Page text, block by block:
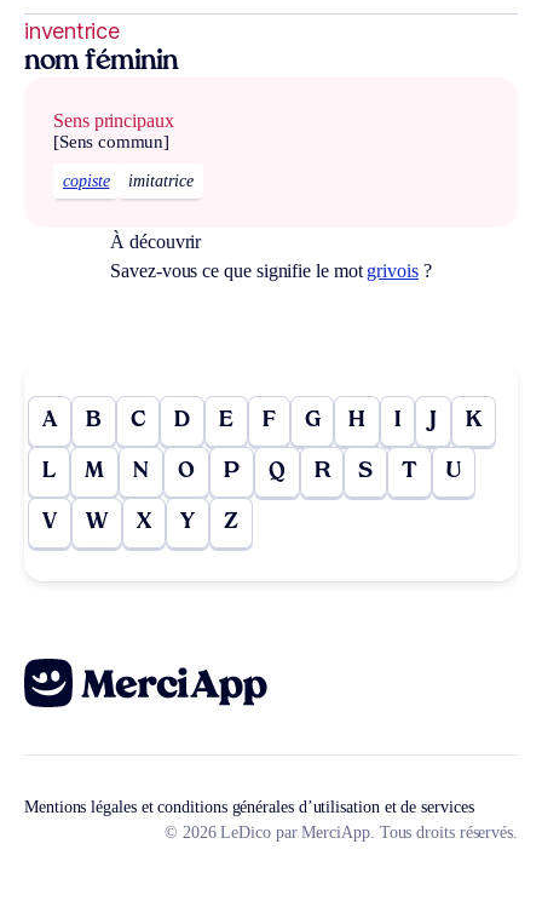
inventrice
nom féminin
Sens principaux
[Sens commun]
copiste imitatrice
À découvrir
Savez-vous ce que signifie le mot grivois?
A B C D E F G H I J K
L M N O P Q R S T U
V W X Y Z
Mentions légales et conditions générales d’utilisation et de services
© 2026 LeDico par MerciApp. Tous droits réservés.